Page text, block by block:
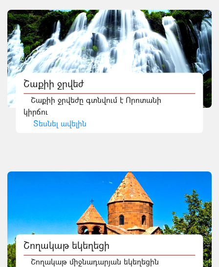
Շաքիի ջրվեժ
Շաքիի ջրվեժը գտնվում է Որոտանի
կիրճու
Տեսնել ավելին
Շողակաթ եկեղեցի
Շողակաթ միջնադարյան եկեղեցին